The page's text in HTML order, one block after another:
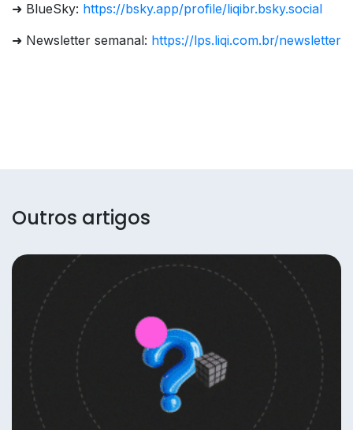
➜ BlueSky: https://bsky.app/profile/liqibr.bsky.social
➜ Newsletter semanal: https://lps.liqi.com.br/newsletter
Outros artigos